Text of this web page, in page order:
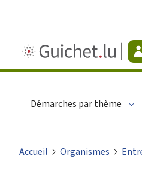
-
Démarches par thème
Accueil Organismes